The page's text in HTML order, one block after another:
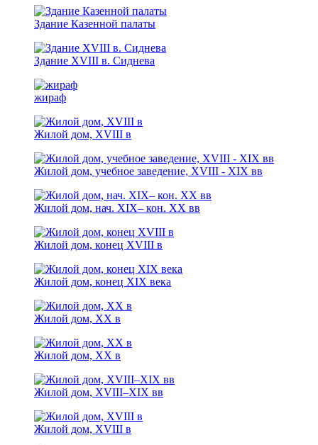
Здание Казенной палаты
Здание XVIII в. Сиднева
жираф
Жилой дом, ХVIII в
Жилой дом, учебное заведение, XVIII - XIХ вв
Жилой дом, нач. XIX– кон. XX вв
Жилой дом, конец XVIII в
Жилой дом, конец XIX века
Жилой дом, XX в
Жилой дом, XX в
Жилой дом, XVIII–XIX вв
Жилой дом, XVIII в